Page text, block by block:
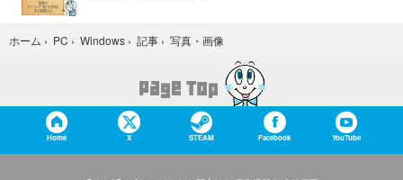
ホーム › PC › Windows › 記事 › 写真・画像
Home X STEAM Facebook YouTube